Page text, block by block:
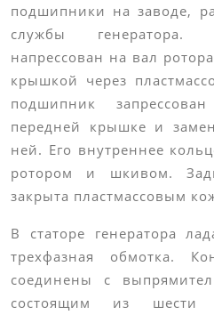
подшипники на заводе,
службы генератора.
напрессован на вал
крышкой через
подшипник
передней крышке и
ней. Его внутреннее
ротором и шкивом.
закрыта пластмассовым
В статоре генератора
трехфазная обмотка.
соединены с
состоящим из шести